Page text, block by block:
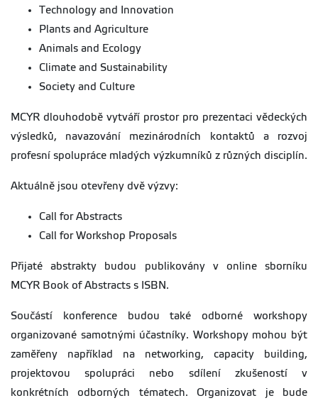
Technology and Innovation
Plants and Agriculture
Animals and Ecology
Climate and Sustainability
Society and Culture
MCYR dlouhodobě vytváří prostor pro prezentaci vědeckých
výsledků, navazování mezinárodních kontaktů a rozvoj
profesní spolupráce mladých výzkumníků z různých disciplín.
Aktuálně jsou otevřeny dvě výzvy:
Call for Abstracts
Call for Workshop Proposals
Přijaté abstrakty budou publikovány v online sborníku
MCYR Book of Abstracts s ISBN.
Součástí konference budou také odborné workshopy
organizované samotnými účastníky. Workshopy mohou být
zaměřeny například na networking, capacity building,
projektovou spolupráci nebo sdílení zkušeností v
konkrétních odborných tématech. Organizovat je bude